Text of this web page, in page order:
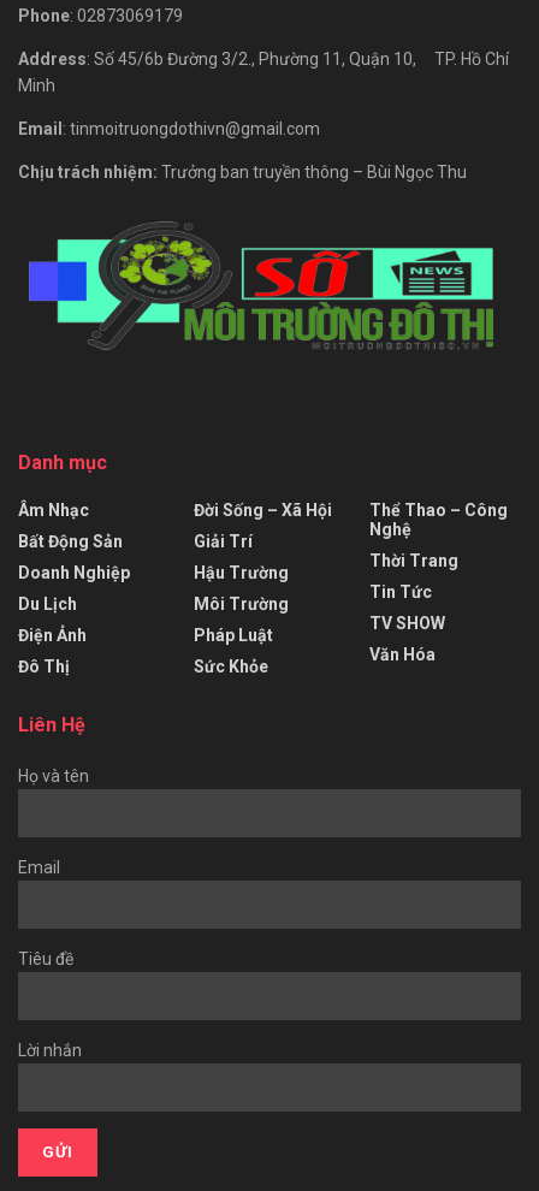
Phone: 02873069179
Address: Số 45/6b Đường 3/2., Phường 11, Quận 10, TP. Hồ Chí
Minh
Email : tinmoitruongdothivn@gmail.com
Chịu trách nhiệm: Trưởng ban truyền thông – Bùi Ngọc Thu
Danh mục
Âm Nhạc
Bất Động Sản
Doanh Nghiệp
Du Lịch
Điện Ảnh
Đô Thị
Đời Sống – Xã Hội
Giải Trí
Hậu Trường
Môi Trường
Pháp Luật
Sức Khỏe
Thể Thao – Công
Nghệ
Thời Trang
Tin Tức
TV SHOW
Văn Hóa
Liên Hệ
Họ và tên
Email
Tiêu đề
Lời nhắn